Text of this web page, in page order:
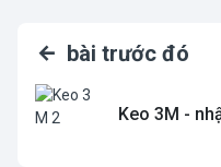
bài trước đó
Keo 3M -